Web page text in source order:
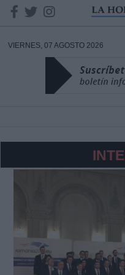
VIERNES, 07 AGOSTO 2026
DATOS
Responsable:
Destinatarios: